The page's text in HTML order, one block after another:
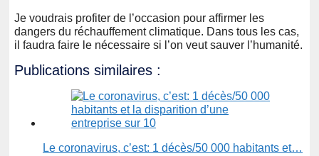
Je voudrais profiter de l’occasion pour affirmer les
dangers du réchauffement climatique. Dans tous les cas,
il faudra faire le nécessaire si l’on veut sauver l’humanité.
Publications similaires :
Le coronavirus, c’est: 1 décès/50 000 habitants et…